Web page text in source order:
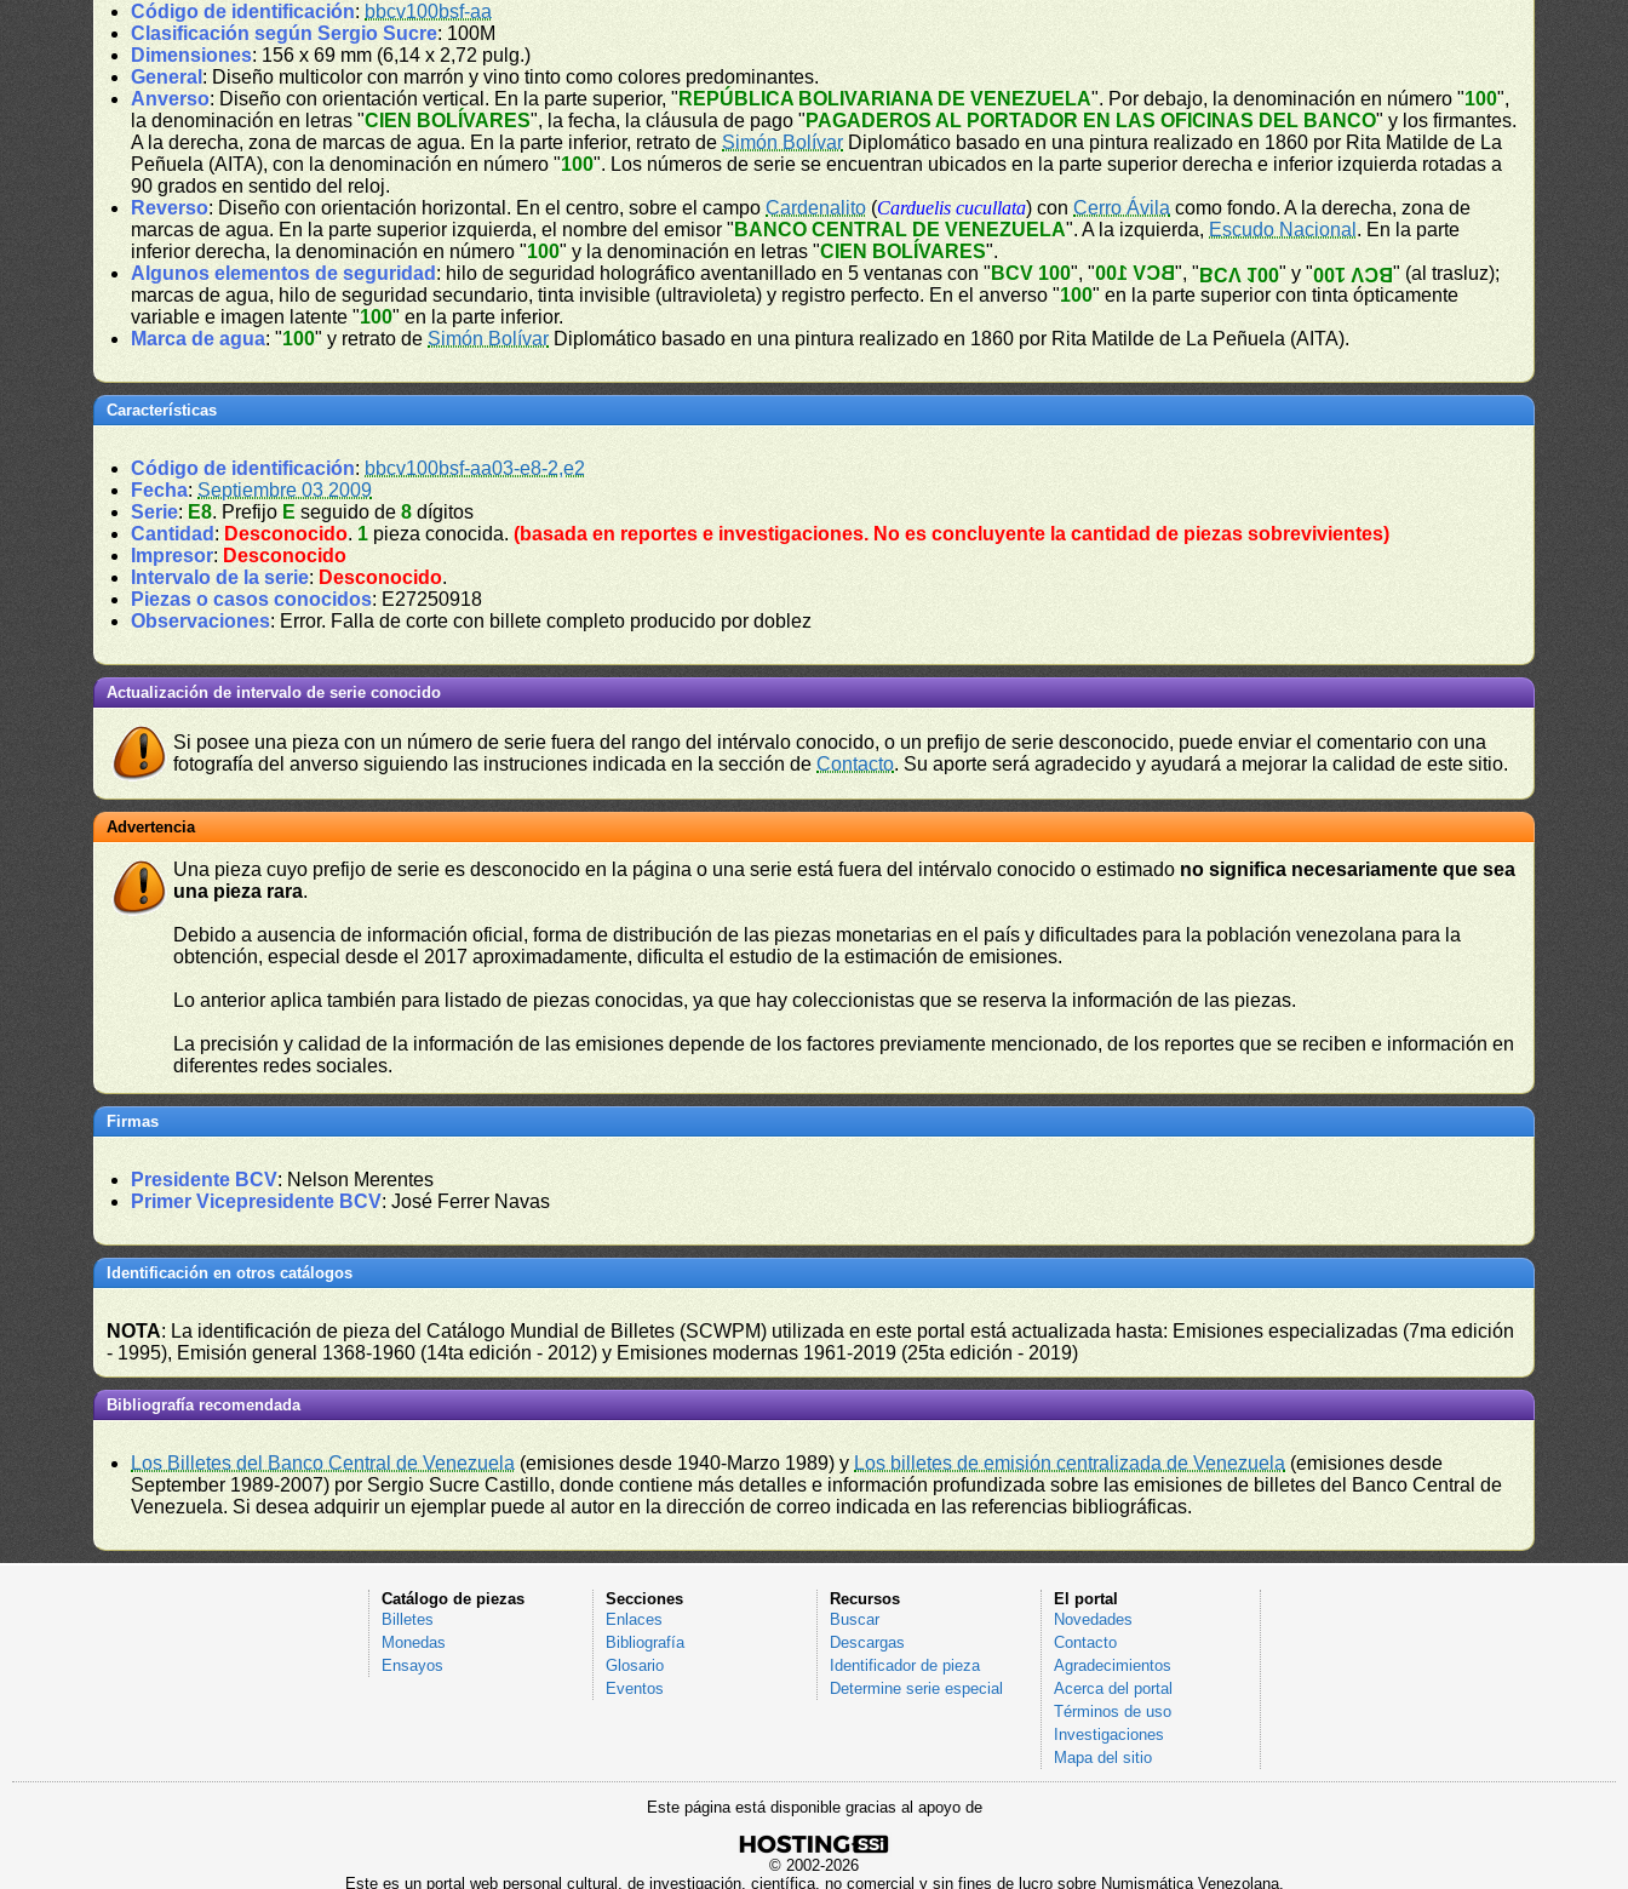
Código de identificación: bbcv100bsf-aa
Clasificación según Sergio Sucre: 100M
Dimensiones: 156 x 69 mm (6,14 x 2,72 pulg.)
General : Diseño multicolor con marrón y vino tinto como colores predominantes.
Anverso: Diseño con orientación vertical. En la parte superior, " REPÚBLICA BOLIVARIANA DE VENEZUELA". Por debajo, la denominación en número "100",
la denominación en letras "CIEN BOLÍVARES", la fecha, la cláusula de pago " PAGADEROS AL PORTADOR EN LAS OFICINAS DEL BANCO" y los firmantes.
A la derecha, zona de marcas de agua. En la parte inferior, retrato deSimón Bolívar Diplomático basado en una pintura realizado en 1860 por Rita Matilde de La
Peñuela (AITA), con la denominación en número "100". Los números de serie se encuentran ubicados en la parte superior derecha e inferior izquierda rotadas a
90 grados en sentido del reloj.
Reverso: Diseño con orientación horizontal. En el centro, sobre el campoCardenalito (Carduelis cucullata) conCerro Ávila como fondo. A la derecha, zona de
marcas de agua. En la parte superior izquierda, el nombre del emisor " BANCO CENTRAL DE VENEZUELA". A la izquierda, Escudo Nacional . En la parte
inferior derecha, la denominación en número "100" y la denominación en letras "CIEN BOLÍVARES".
Algunos elementos de seguridad : hilo de seguridad holográfico aventanillado en 5 ventanas con " BCV 100", "BCV 100", "BCV 100" y "BCV 100" (al trasluz);
marcas de agua, hilo de seguridad secundario, tinta invisible (ultravioleta) y registro perfecto. En el anverso "100" en la parte superior con tinta ópticamente
variable e imagen latente "100" en la parte inferior.
Marca de agua: "100" y retrato deSimón Bolívar Diplomático basado en una pintura realizado en 1860 por Rita Matilde de La Peñuela (AITA).
Características
Código de identificación: bbcv100bsf-aa03-e8-2,e2
Fecha:Septiembre 03 2009
Serie: E8. Prefijo E seguido de8 dígitos
Cantidad : Desconocido. 1 pieza conocida.(basada en reportes e investigaciones. No es concluyente la cantidad de piezas sobrevivientes)
Impresor: Desconocido
Intervalo de la serie: Desconocido.
Piezas o casos conocidos: E27250918
Observaciones: Error. Falla de corte con billete completo producido por doblez
Actualización de intervalo de serie conocido
Si posee una pieza con un número de serie fuera del rango del intérvalo conocido, o un prefijo de serie desconocido, puede enviar el comentario con una
fotografía del anverso siguiendo las instruciones indicada en la sección deContacto. Su aporte será agradecido y ayudará a mejorar la calidad de este sitio.
Advertencia
Una pieza cuyo prefijo de serie es desconocido en la página o una serie está fuera del intérvalo conocido o estimado no significa necesariamente que sea
una pieza rara.
Debido a ausencia de información oficial, forma de distribución de las piezas monetarias en el país y dificultades para la población venezolana para la
obtención, especial desde el 2017 aproximadamente, dificulta el estudio de la estimación de emisiones.
Lo anterior aplica también para listado de piezas conocidas, ya que hay coleccionistas que se reserva la información de las piezas.
La precisión y calidad de la información de las emisiones depende de los factores previamente mencionado, de los reportes que se reciben e información en
diferentes redes sociales.
Firmas
Presidente BCV: Nelson Merentes
Primer Vicepresidente BCV: José Ferrer Navas
Identificación en otros catálogos
NOTA: La identificación de pieza del Catálogo Mundial de Billetes (SCWPM) utilizada en este portal está actualizada hasta: Emisiones especializadas (7ma edición
- 1995), Emisión general 1368-1960 (14ta edición - 2012) y Emisiones modernas 1961-2019 (25ta edición - 2019)
Bibliografía recomendada
Los Billetes del Banco Central de Venezuela (emisiones desde 1940-Marzo 1989) y Los billetes de emisión centralizada de Venezuela (emisiones desde
September 1989-2007) por Sergio Sucre Castillo, donde contiene más detalles e información profundizada sobre las emisiones de billetes del Banco Central de
Venezuela. Si desea adquirir un ejemplar puede al autor en la dirección de correo indicada en las referencias bibliográficas.
Catálogo de piezas
Billetes
Monedas
Ensayos
Secciones
Enlaces
Bibliografía
Glosario
Eventos
Recursos
Buscar
Descargas
Identificador de pieza
Determine serie especial
El portal
Novedades
Contacto
Agradecimientos
Acerca del portal
Términos de uso
Investigaciones
Mapa del sitio
Este página está disponible gracias al apoyo de
© 2002-2026
Este es un portal web personal cultural, de investigación, científica, no comercial y sin fines de lucro sobre Numismática Venezolana.